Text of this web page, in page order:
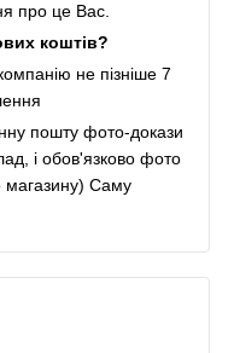
про це Вас.
коштів?
не пізніше 7
пошту фото-докази
і обов'язково фото
магазину) Саму